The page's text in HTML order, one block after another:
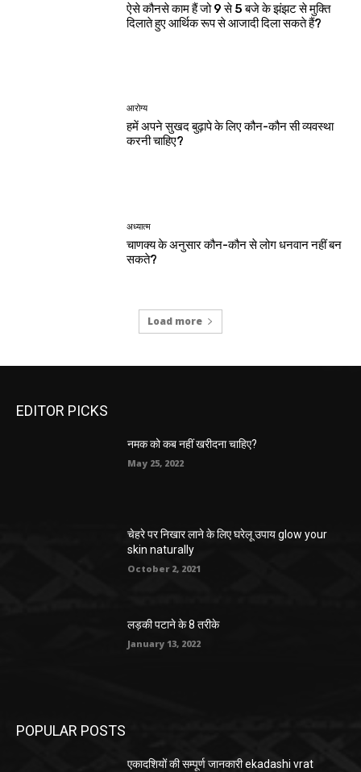
ऐसे कौनसे काम हैं जो 9 से 5 बजे के झंझट से मुक्ति
दिलाते हुए आर्थिक रूप से आजादी दिला सकते हैं?
आरोग्य
हमें अपने सुखद बुढ़ापे के लिए कौन-कौन सी व्यवस्था
करनी चाहिए?
अध्यात्म
चाणक्य के अनुसार कौन-कौन से लोग धनवान नहीं बन
सकते?
Load more
EDITOR PICKS
नमक को कब नहीं खरीदना चाहिए?
May 25, 2022
चेहरे पर निखार लाने के लिए घरेलू उपाय glow your
skin naturally
October 2, 2021
लड़की पटाने के 8 तरीके
January 13, 2022
POPULAR POSTS
एकादशियों की सम्पूर्ण जानकारी ekadashi vrat